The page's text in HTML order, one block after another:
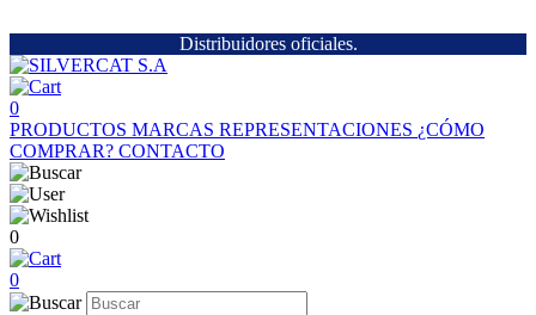
Distribuidores oficiales.
0
PRODUCTOS MARCAS REPRESENTACIONES ¿CÓMO
COMPRAR? CONTACTO
0
0